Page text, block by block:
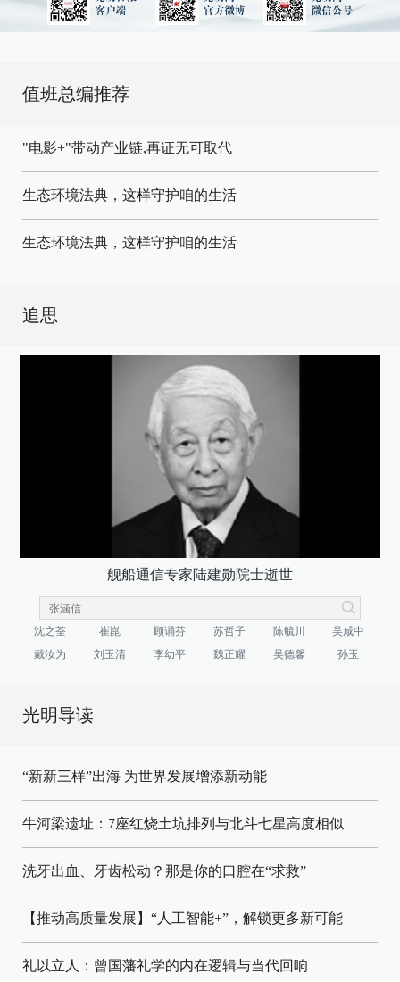
值班总编推荐
"电影+"带动产业链,再证无可取代
生态环境法典，这样守护咱的生活
生态环境法典，这样守护咱的生活
追思
舰船通信专家陆建勋院士逝世
沈之荃 崔崑 顾诵芬 苏哲子 陈毓川
吴咸中
戴汝为
刘玉清 李幼平 魏正耀 吴德馨 孙玉
光明导读
“新新三样”出海 为世界发展增添新动能
牛河梁遗址：7座红烧土坑排列与北斗七星高度相似
洗牙出血、牙齿松动？那是你的口腔在“求救”
【推动高质量发展】“人工智能+”，解锁更多新可能
礼以立人：曾国藩礼学的内在逻辑与当代回响